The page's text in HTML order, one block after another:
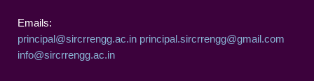
Emails:
principal@sircrrengg.ac.in principal.sircrrengg@gmail.com
info@sircrrengg.ac.in